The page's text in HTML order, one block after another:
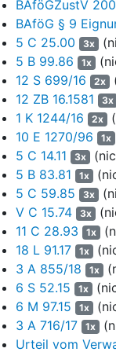
bei. Darin
TU I., dass die
Ausbildungs- und
Praktikum
vorgeschriebene
Wochen. Der
teilte dem
beiden Praktika
die an
nach Absprache in
Industrie
Stunden = fünf
zwölf Creditpoints =
inhaltliche
möglich und
Planung und
BAföGZustV
BAföG § 9
5 C 25.00 3x
5 B 99.86
1x
12 S 699/16
2x
12 ZB 16.1581
3x
1 K 1244/16
2x
10 E 1270/96
1x
5 C 14.11
3x
5 B 83.81
1x
5 C 59.85
3x
V C 15.74
3x
11 C 28.93
1x
18 L 91.17
1x
3 A 855/18
1x
6 S 52.15
1x
6 M 97.15
1x
3 A 716/17
1x
Urteil vom